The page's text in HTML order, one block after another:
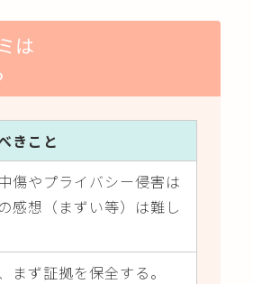
は
きこと
傷やプライバシー侵害は
感想（まずい等）は難し
まず証拠を保全する。